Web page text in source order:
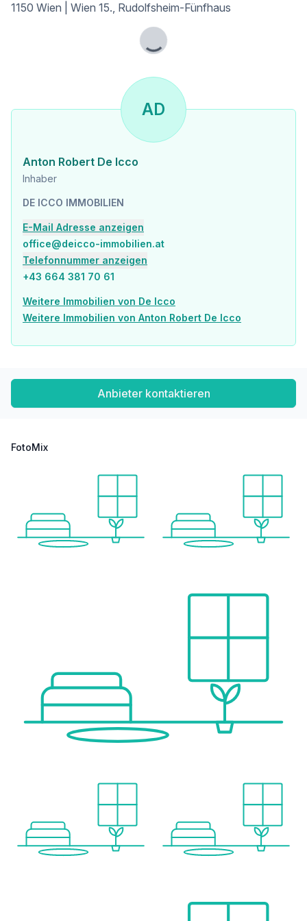
Geldautomat <500m
Bank <500m
Straßenbahn <500m
Autobahnanschluss <5.000m
Angaben Entfernung Luftlinie / Quelle: OpenStreetMap
1150 Wien | Wien 15., Rudolfsheim-Fünfhaus
Lade...
AD
Anton Robert De Icco
Inhaber
DE ICCO IMMOBILIEN
E-Mail Adresse anzeigen
office@deicco-immobilien.at
Telefonnummer anzeigen
+43 664 381 70 61
Weitere Immobilien von De Icco
Weitere Immobilien von Anton Robert De Icco
Anbieter kontaktieren
FotoMix